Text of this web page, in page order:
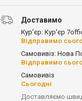
Доставимо
Кур'єр: Кур'єр
Відправимо
Самовивіз: Нова
Відправимо
Самовивіз
Сьогодні
Доставляємо